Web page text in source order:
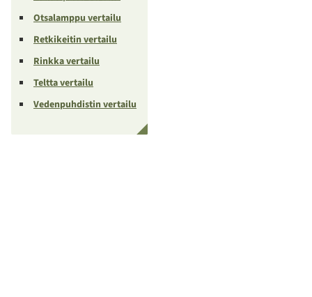
Otsalamppu vertailu
Retkikeitin vertailu
Rinkka vertailu
Teltta vertailu
Vedenpuhdistin vertailu